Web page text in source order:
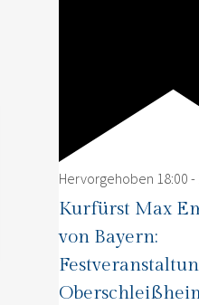
Hervorgehoben 18:00 -
Kurfürst Max
von Bayern: